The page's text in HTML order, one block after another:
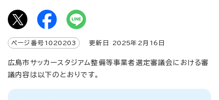
ページ番号 1020203 更新日 2025年2月 16 日
広島市サッカースタジアム整備等事業者選定審議会における審
議内容は以下のとおりです。